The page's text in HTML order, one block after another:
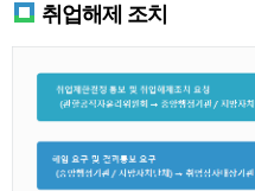
취업해제 조치